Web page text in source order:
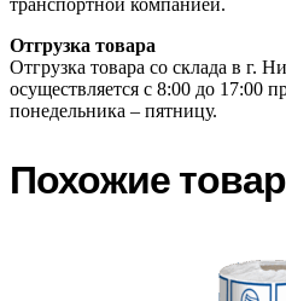
транспортной компанией.
Отгрузка товара
Отгрузка товара со склада в г.
осуществляется с 8:00 до 17:00
понедельника – пятницу.
Похожие